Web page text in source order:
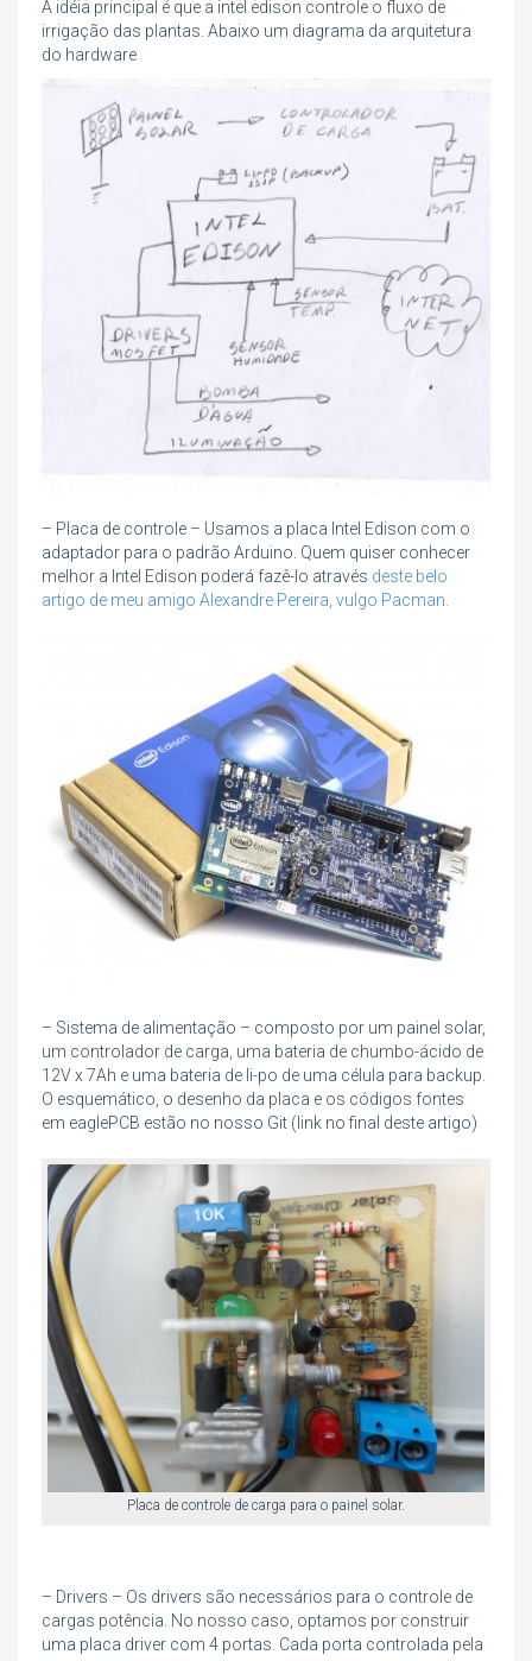
A idéia principal é que a intel edison controle o fluxo de
irrigação das plantas. Abaixo um diagrama da arquitetura
do hardware
– Placa de controle – Usamos a placa Intel Edison com o
adaptador para o padrão Arduino. Quem quiser conhecer
melhor a Intel Edison poderá fazê-lo através deste belo
artigo de meu amigo Alexandre Pereira, vulgo Pacman.
– Sistema de alimentação – composto por um painel solar,
um controlador de carga, uma bateria de chumbo-ácido de
12V x 7Ah e uma bateria de li-po de uma célula para backup.
O esquemático, o desenho da placa e os códigos fontes
em eaglePCB estão no nosso Git (link no final deste artigo)
Placa de controle de carga para o painel solar.
– Drivers – Os drivers são necessários para o controle de
cargas potência. No nosso caso, optamos por construir
uma placa driver com 4 portas. Cada porta controlada pela